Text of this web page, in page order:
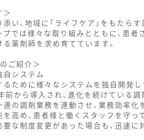
＞
い、地域に「ライフケア」をもたらす
では様々な取り組みとともに、患
薬剤師を求め育てています。
ご紹介＞
システム
ために様々なシステムを独自開発し
から導入され、進化を続けている調
の調剤業務を連動させ、業務効率化
高め、患者様と働くスタッフを守っ
な制度変更があった場合も、迅速に